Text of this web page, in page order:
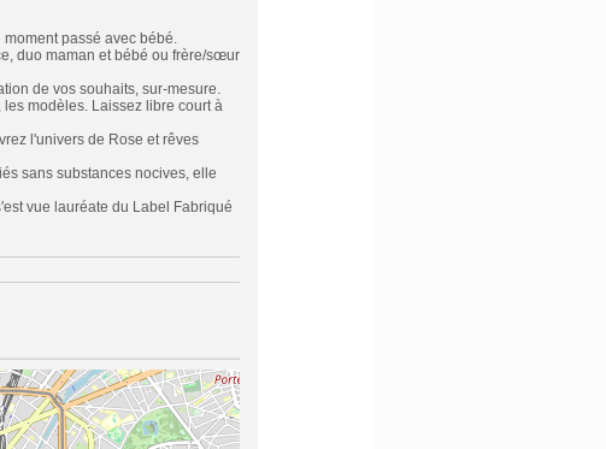
passé avec bébé.
duo maman et bébé ou frère/sœur
de vos souhaits, sur-mesure.
modèles. Laissez libre court à
l'univers de Rose et rêves
sans substances nocives, elle
vue lauréate du Label Fabriqué